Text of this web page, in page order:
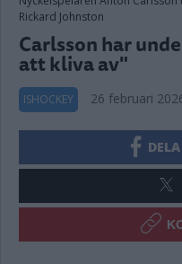
Rickard Johnston
Carlsson har
att kliva av"
ISHOCKEY 26 februari